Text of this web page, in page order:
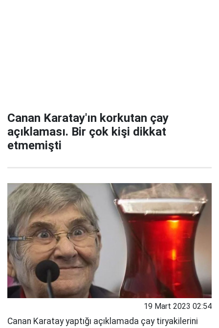
Canan Karatay'ın korkutan çay
açıklaması. Bir çok kişi dikkat
etmemişti
19 Mart 2023 02:54
Canan Karatay yaptığı açıklamada çay tiryakilerini